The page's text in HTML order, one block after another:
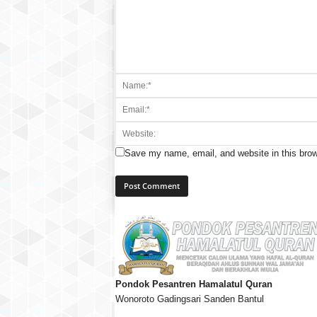
Save my name, email, and website in this
Pondok Pesantren Hamalatul Quran
Wonoroto Gadingsari Sanden Bantul